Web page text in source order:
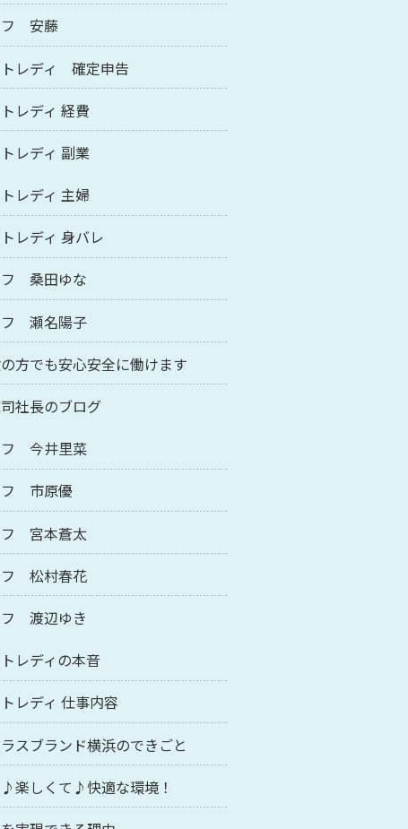
フ 安藤
レディ 確定申告
レディ 経費
レディ 副業
レディ 主婦
レディ 身バレ
フ 桑田ゆな
フ 瀬名陽子
方でも安心安全に働けます
社長のブログ
フ 今井里菜
フ 市原優
フ 宮本蒼太
フ 松村春花
フ 渡辺ゆき
レディの本音
レディ 仕事内容
スブランド横浜のできごと
楽しくて♪快適な環境！